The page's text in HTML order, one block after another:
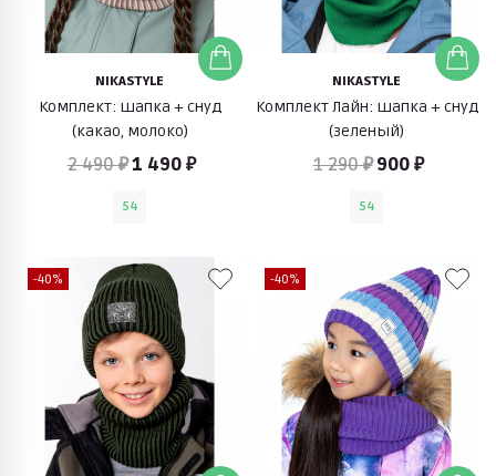
NIKASTYLE
Комплект: шапка + снуд
(какао, молоко)
2 490 ₽1 490 ₽
54
NIKASTYLE
Комплект Лайн: шапка + снуд
(зеленый)
1 290 ₽ 900 ₽
54
-40% -40%